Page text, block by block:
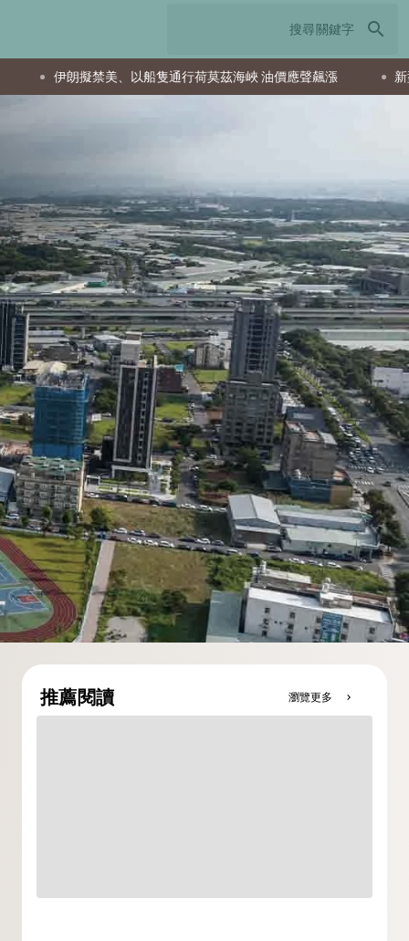
search
莫茲海峽 油價應聲飆漲 新型惡意軟體 Vanta Stealer 數分
推薦閱讀 瀏覽更多 chevron_right